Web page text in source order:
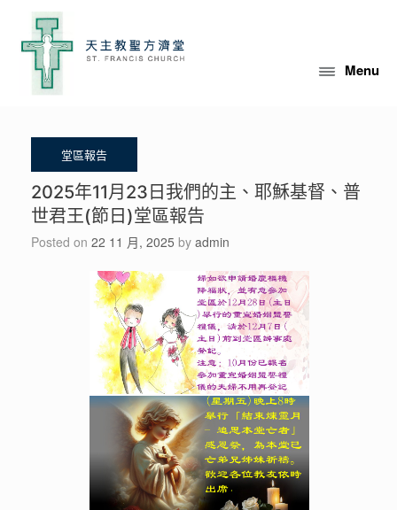
content
Menu
2025年11月23日我們的主、耶穌基督、普
世君王(節日)堂區報告
Posted on 22 11 月, 2025 by admin